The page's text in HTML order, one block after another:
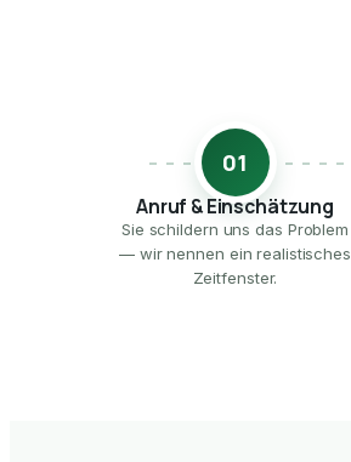
01
Anruf & Einschätzung
Sie schildern uns das Problem
— wir nennen ein realistisches
Zeitfenster.